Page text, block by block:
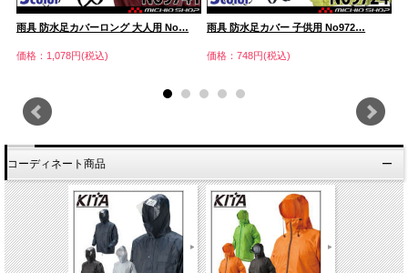
雨具 防水足カバーロング 大人用 No…
価格：1,078円(税込)
雨具 防水足カバー 子供用 No972…
価格：748円(税込)
コーディネート商品